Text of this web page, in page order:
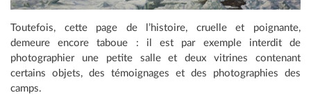
Toutefois, cette page de l’histoire, cruelle et poignante,
demeure encore taboue : il est par exemple interdit de
photographier une petite salle et deux vitrines contenant
certains objets, des témoignages et des photographies des
camps.